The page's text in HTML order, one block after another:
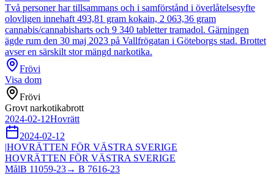
Två personer har tillsammans och i samförstånd i överlåtelsesyfte
olovligen innehaft 493,81 gram kokain, 2 063,36 gram
cannabis/cannabisharts och 9 340 tabletter tramadol. Gärningen
ägde rum den 30 maj 2023 på Vallfrögatan i Göteborgs stad. Brottet
avser en särskilt stor mängd narkotika.
Frövi
Visa dom
Frövi
Grovt narkotikabrott
2024-02-12Hovrätt
2024-02-12
|HOVRÄTTEN FÖR VÄSTRA SVERIGE
HOVRÄTTEN FÖR VÄSTRA SVERIGE
MålB 11059-23→ B 7616-23